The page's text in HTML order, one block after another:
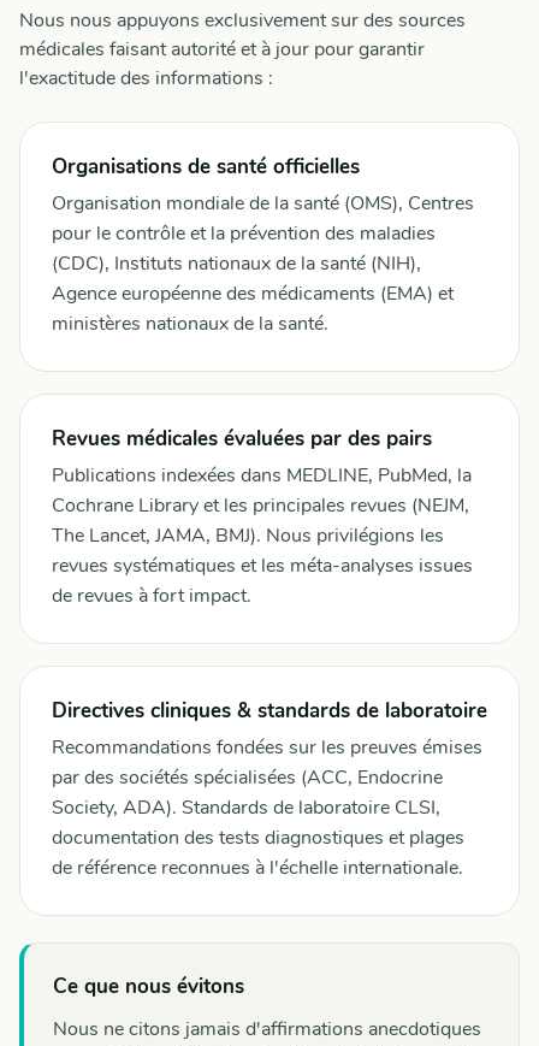
Nous nous appuyons exclusivement sur des sources
médicales faisant autorité et à jour pour garantir
l'exactitude des informations :
Organisations de santé officielles
Organisation mondiale de la santé (OMS), Centres
pour le contrôle et la prévention des maladies
(CDC), Instituts nationaux de la santé (NIH),
Agence européenne des médicaments (EMA) et
ministères nationaux de la santé.
Revues médicales évaluées par des pairs
Publications indexées dans MEDLINE, PubMed, la
Cochrane Library et les principales revues (NEJM,
The Lancet, JAMA, BMJ). Nous privilégions les
revues systématiques et les méta-analyses issues
de revues à fort impact.
Directives cliniques & standards de laboratoire
Recommandations fondées sur les preuves émises
par des sociétés spécialisées (ACC, Endocrine
Society, ADA). Standards de laboratoire CLSI,
documentation des tests diagnostiques et plages
de référence reconnues à l'échelle internationale.
Ce que nous évitons
Nous ne citons jamais d'affirmations anecdotiques